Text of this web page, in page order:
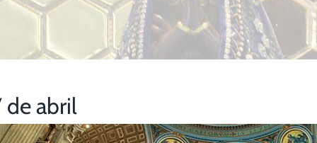
de abril